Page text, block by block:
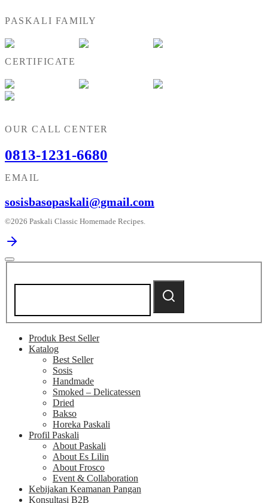
PASKALI FAMILY
CERTIFICATE
OUR CALL CENTER
0813-1231-6680
EMAIL
sosisbasopaskali@gmail.com
©2026 Paskali Classic Homemade Recipes.
Search
Search
Produk Best Seller
Katalog
Best Seller
Sosis
Handmade
Smoked – Delicatessen
Dried
Bakso
Horeka Paskali
Profil Paskali
About Paskali
About Es Lilin
About Frosco
Event & Collaboration
Kebijakan Keamanan Pangan
Konsultasi B2B